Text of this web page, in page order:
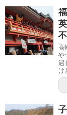
高
や
遇
け